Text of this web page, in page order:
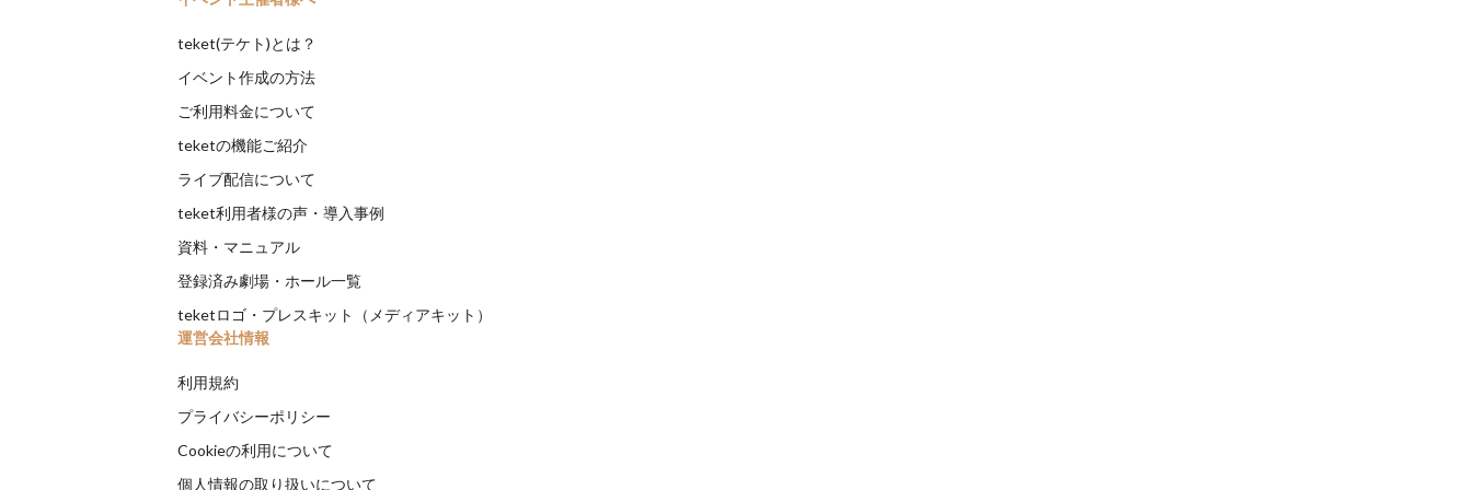
teket(テケト)とは？
イベント作成の方法
ご利用料金について
teketの機能ご紹介
ライブ配信について
teket利用者様の声・導入事例
資料・マニュアル
登録済み劇場・ホール一覧
teketロゴ・プレスキット（メディアキット）
運営会社情報
利用規約
プライバシーポリシー
Cookieの利用について
個人情報の取り扱いについて